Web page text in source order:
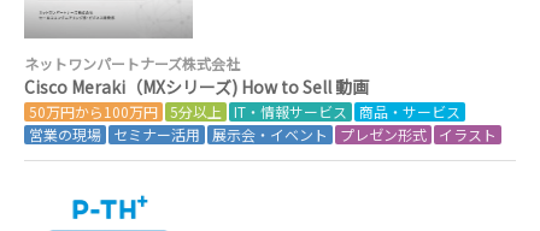
ネットワンパートナーズ株式会社
Cisco Meraki（MXシリーズ) How to Sell 動画
50万円から100万円 5分以上 IT・情報サービス
商品・サービス
営業の現場
セミナー活用 展示会・イベント プレゼン形式 イラスト